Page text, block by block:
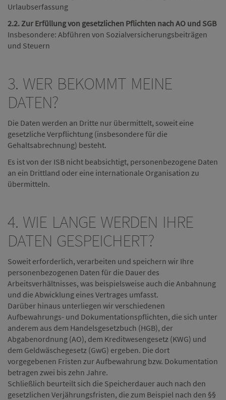
Urlaubserfassung
2.2. Zur Erfüllung von gesetzlichen Pflichten nach AO und SGB
Insbesondere: Abführen von Sozialversicherungsbeiträgen
und Steuern
3. WER BEKOMMT MEINE
DATEN?
Die Daten werden an Dritte nur übermittelt, soweit eine
gesetzliche Verpflichtung (insbesondere für die
Gehaltsabrechnung) besteht.
Es ist von der ISB nicht beabsichtigt, personenbezogene Daten
an ein Drittland oder eine internationale Organisation zu
übermitteln.
4. WIE LANGE WERDEN IHRE
DATEN GESPEICHERT?
Soweit erforderlich, verarbeiten und speichern wir Ihre
personenbezogenen Daten für die Dauer des
Arbeitsverhältnisses, was beispielsweise auch die Anbahnung
und die Abwicklung eines Vertrages umfasst.
Darüber hinaus unterliegen wir verschiedenen
Aufbewahrungs- und Dokumentationspflichten, die sich unter
anderem aus dem Handelsgesetzbuch (HGB), der
Abgabenordnung (AO), dem Kreditwesengesetz (KWG) und
dem Geldwäschegesetz (GwG) ergeben. Die dort
vorgegebenen Fristen zur Aufbewahrung bzw. Dokumentation
betragen zwei bis zehn Jahre.
Schließlich beurteilt sich die Speicherdauer auch nach den
gesetzlichen Verjährungsfristen, die zum Beispiel nach den §§